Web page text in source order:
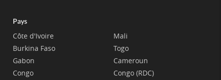
Pays
Côte d'Ivoire
Burkina Faso
Gabon
Congo
Mali
Togo
Cameroun
Congo (RDC)